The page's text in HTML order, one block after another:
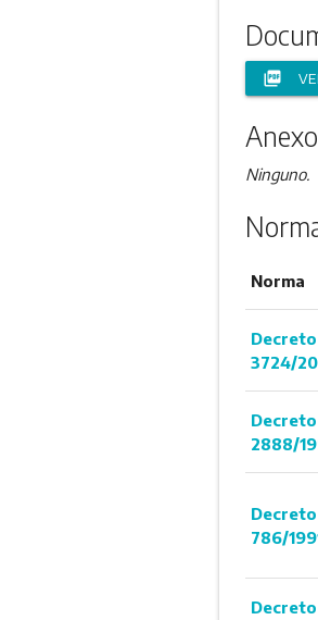
picture_as_pdf
Ninguno.
Norma
Decreto
3724/
Decreto
2888/
Decreto
786/
Decreto